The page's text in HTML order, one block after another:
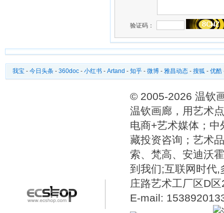
验证码：
我宝 - 今日头条 - 360doc - 小红书 - Artand - 知乎 - 微博 - 雅昌动态 - 搜狐 - 优酷
© 2005-2026 温钦
温钦画廊，用艺术
电商+艺术媒体；
藏投资咨询；艺术
索、梵高、安迪沃
到我们;互联网时代,
庄路艺术工厂区D
E-mail: